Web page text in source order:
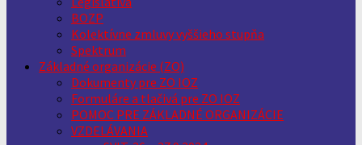
BOZP
Kolektívne zmluvy vyššieho stupňa
Spektrum
Základné organizácie (ZO)
Dokumenty pre ZO IOZ
Formuláre a tlačivá pre ZO IOZ
POMOC PRE ZÁKLADNÉ ORGANIZÁCIE
VZDELÁVANIA